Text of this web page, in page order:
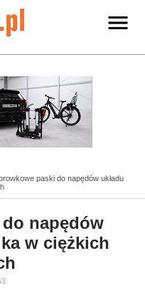
paski do napędów układu
napędów
w ciężkich